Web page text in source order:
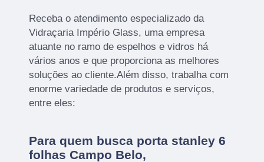
Receba o atendimento especializado da
Vidraçaria Império Glass, uma empresa
atuante no ramo de espelhos e vidros há
vários anos e que proporciona as melhores
soluções ao cliente.Além disso, trabalha com
enorme variedade de produtos e serviços,
entre eles:
Para quem busca porta stanley 6
folhas Campo Belo,